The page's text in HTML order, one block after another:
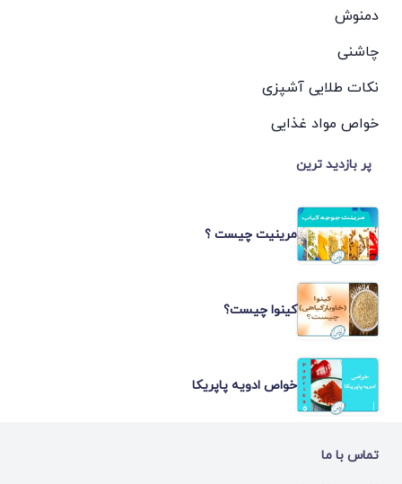
دمنوش
چاشنی
نکات طلایی آشپزی
خواص مواد غذایی
پر بازدید ترین
مرینیت چیست ؟
کینوا چیست؟
خواص ادویه پاپریکا
تماس با ما